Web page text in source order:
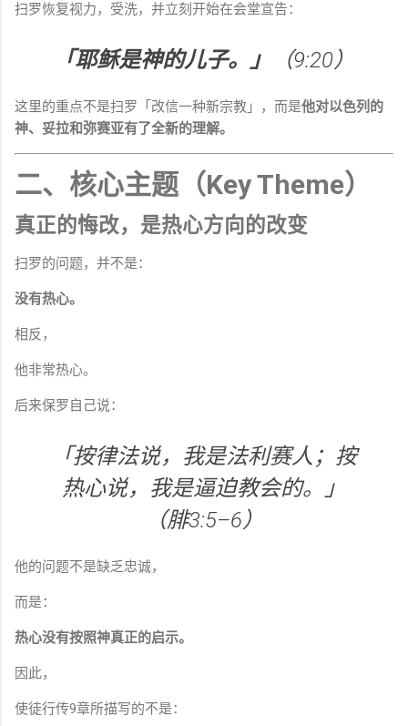
扫罗恢复视力，受洗，并立刻开始在会堂宣告：
「耶稣是神的儿子。」 （9:20）
这里的重点不是扫罗「改信一种新宗教」，而是他对以色列的
神、妥拉和弥赛亚有了全新的理解。
二、核心主题（Key Theme）
真正的悔改，是热心方向的改变
扫罗的问题，并不是：
没有热心。
相反，
他非常热心。
后来保罗自己说：
「按律法说，我是法利赛人；按
热心说，我是逼迫教会的。」
（腓3:5–6）
他的问题不是缺乏忠诚，
而是：
热心没有按照神真正的启示。
因此，
使徒行传9章所描写的不是：